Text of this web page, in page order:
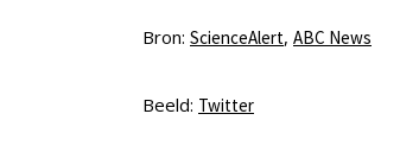
Bron: ScienceAlert, ABC News
Beeld: Twitter